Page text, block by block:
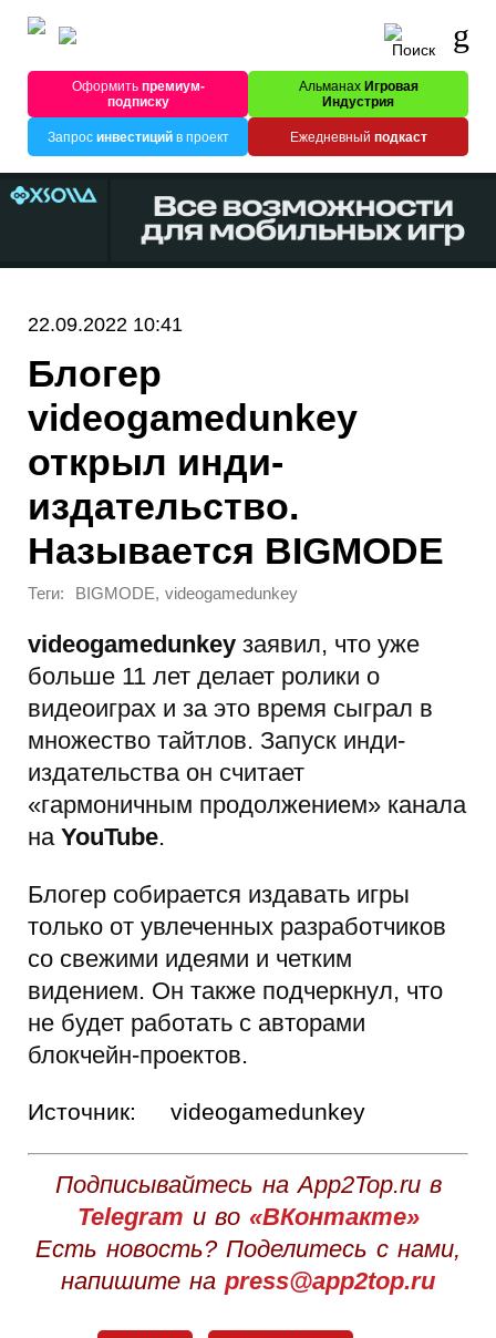
Оформитьпремиум-
подписку
Альманах Игровая
Индустрия
Запрос инвестицийв проект Ежедневный подкаст
22.09.2022 10:41
Блогер
videogamedunkey
открыл инди-
издательство.
Называется BIGMODE
Теги: BIGMODE, videogamedunkey
videogamedunkey заявил, что уже
больше 11 лет делает ролики о
видеоиграх и за это время сыграл в
множество тайтлов. Запуск инди-
издательства он считает
«гармоничным продолжением» канала
на YouTube.
Блогер собирается издавать игры
только от увлеченных разработчиков
со свежими идеями и четким
видением. Он также подчеркнул, что
не будет работать с авторами
блокчейн-проектов.
Источник: videogamedunkey
Подписывайтесь на App2Top.ru в
Telegram и во «ВКонтакте»
Есть новость? Поделитесь с нами,
напишите на press@app2top.ru